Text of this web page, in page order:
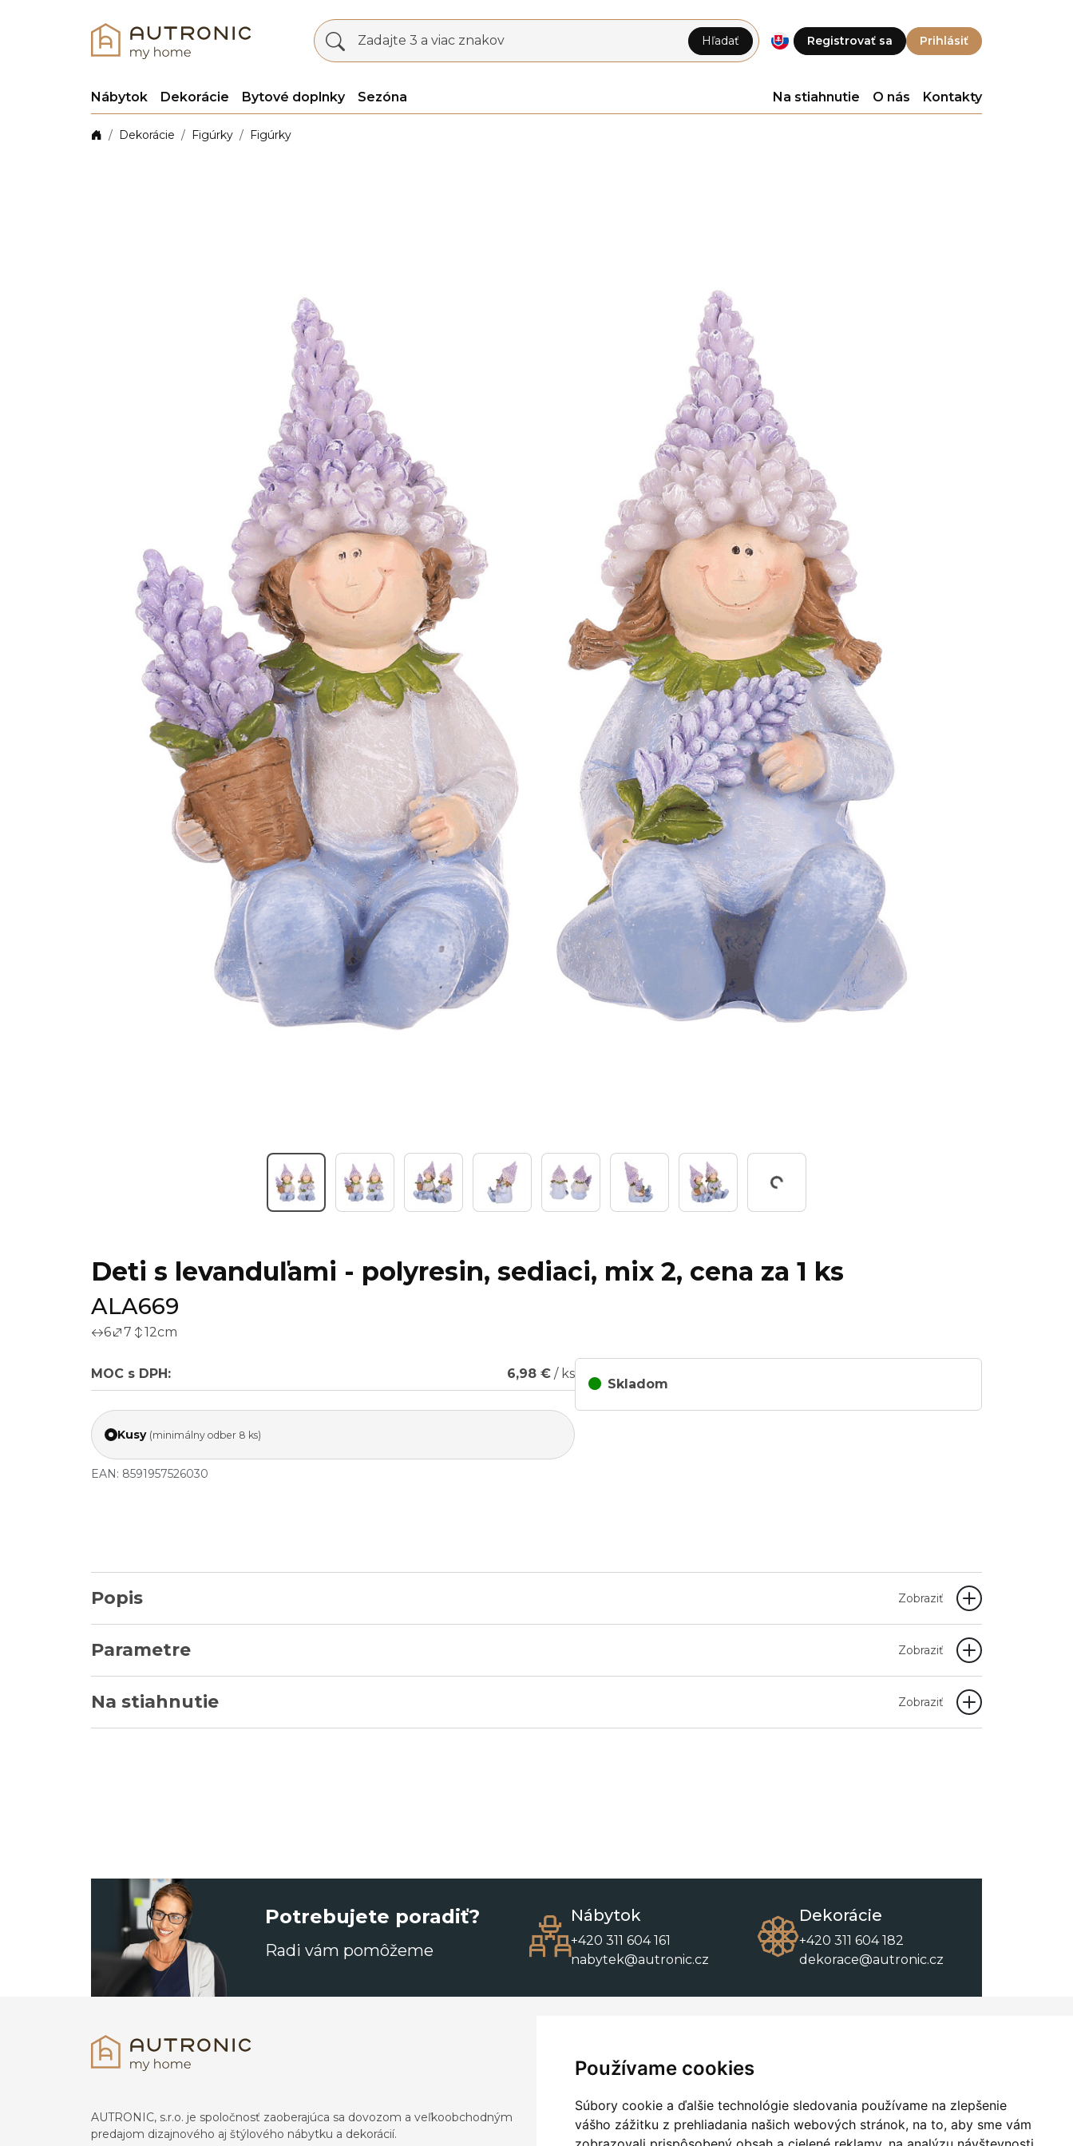
Používame cookies
Súbory cookie a ďalšie technológie sledovania používame na zlepšenie
vášho zážitku z prehliadania našich webových stránok, na to, aby sme vám
Registrovať sa Prihlásiť
Zadajte 3 a viac znakov Hľadať
Nábytok Dekorácie Bytové doplnky Sezóna Na stiahnutie O nás Kontakty
Dekorácie Figúrky Figúrky
Working...
Deti s levanduľami - polyresin, sediaci, mix 2, cena za 1 ks
ALA669
6 7 12cm
MOC s DPH: 6,98 € / ks
Kusy (minimálny odber 8 ks)
EAN: 8591957526030
Skladom
Popis Zobraziť
Parametre Zobraziť
Na stiahnutie Zobraziť
Potrebujete poradiť?
Radi vám pomôžeme
Nábytok
+420 311 604 161
nabytek@autronic.cz
Dekorácie
+420 311 604 182
dekorace@autronic.cz
AUTRONIC, s.r.o. je spoločnosť zaoberajúca sa dovozom a veľkoobchodným
predajom dizajnového aj štýlového nábytku a dekorácií.
Kontakty